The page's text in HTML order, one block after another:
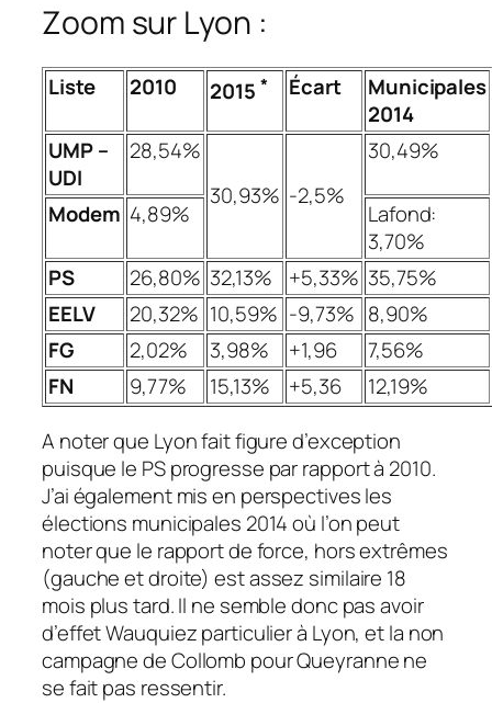
Zoom sur Lyon :
Liste 2010 2015 * Écart
Municipales
2014
UMP –
UDI
28,54%
30,93% -2,5%
30,49%
Modem 4,89%
Lafond:
3,70%
PS
26,80% 32,13% +5,33% 35,75%
EELV
20,32% 10,59% -9,73% 8,90%
FG
2,02% 3,98% +1,96
7,56%
FN
9,77% 15,13% +5,36
12,19%
A noter que Lyon fait figure d’exception
puisque le PS progresse par rapport à 2010.
J’ai également mis en perspectives les
élections municipales 2014 où l’on peut
noter que le rapport de force, hors extrêmes
(gauche et droite) est assez similaire 18
mois plus tard. Il ne semble donc pas avoir
d’effet Wauquiez particulier à Lyon, et la non
campagne de Collomb pour Queyranne ne
se fait pas ressentir.